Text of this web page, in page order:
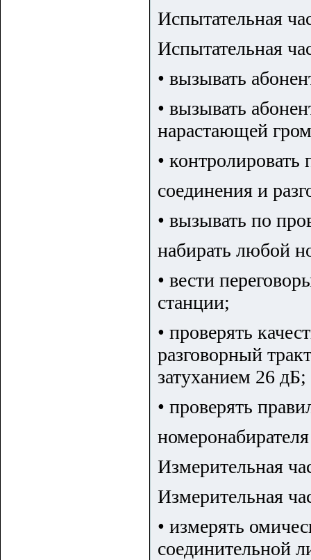
Испытательная
Испытательная
• вызывать
• вызывать
нарастающей
• контролировать
соединения и
• вызывать по
набирать любой
• вести
станции;
• проверять
разговорный
затуханием 26 дБ;
• проверять
Измерительная
Измерительная
• измерять
соединительной